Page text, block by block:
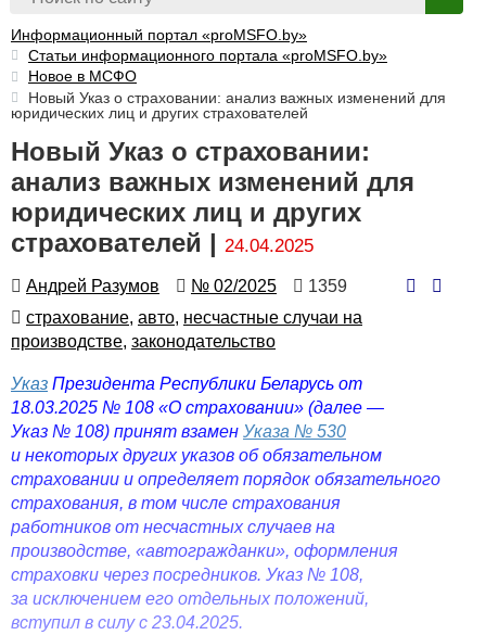
Информационный портал «proMSFO.by»
Статьи информационного портала «proMSFO.by»
Новое в МСФО
Новый Указ о страховании: анализ важных изменений для
юридических лиц и других страхователей
Новый Указ о страховании:
анализ важных изменений для
юридических лиц и других
страхователей | 24.04.2025
Автор
Андрей Разумов Номер
№ 02/2025
Количество
1359
Автор
страхование, авто, несчастные случаи на
производстве, законодательство
Указ Президента Республики Беларусь от
18.03.2025 № 108 «О страховании» (далее —
Указ № 108) принят взамен Указа № 530
и некоторых других указов об обязательном
страховании и определяет порядок обязательного
страхования, в том числе страхования
работников от несчастных случаев на
производстве, «автогражданки», оформления
страховки через посредников. Указ № 108,
за исключением его отдельных положений,
вступил в силу с 23.04.2025.